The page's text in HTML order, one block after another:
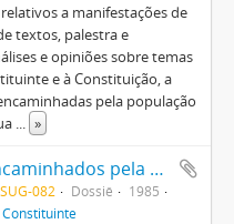
a manifestações de
textos, palestra e
e opiniões sobre temas
e à Constituição, a
pela população
... »
Documentos encaminhados pela população em geral
082 Dossiê
1985